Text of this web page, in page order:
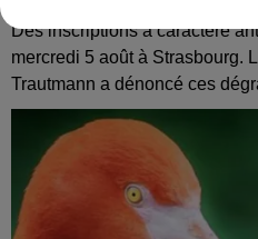
Des inscriptions à caractère
mercredi 5 août à Strasbourg.
Trautmann a dénoncé ces